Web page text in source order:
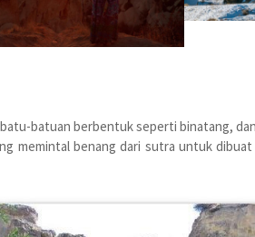
batuan berbentuk seperti binatang,
memintal benang dari sutra untuk